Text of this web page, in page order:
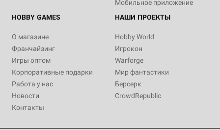
Мобильное приложение
HOBBY GAMES
О магазине
Франчайзинг
Игры оптом
Корпоративные подарки
Работа у нас
Новости
Контакты
НАШИ ПРОЕКТЫ
Hobby World
Игрокон
Warforge
Мир фантастики
Берсерк
CrowdRepublic